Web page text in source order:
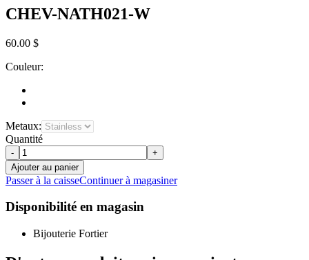
CHEV-NATH021-W
60.00 $
Couleur:
Metaux:
Quantité
-
+
Ajouter au panier
Passer à la caisseContinuer à magasiner
Disponibilité en magasin
Bijouterie Fortier